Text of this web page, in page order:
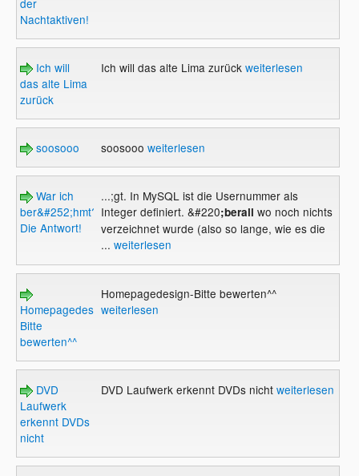
der
Nachtaktiven!
Ich will
das alte Lima
zurück
Ich will das alte Lima zurück weiterlesen
soosooo soosooo weiterlesen
War ich
ber&#252;hmt?
Die Antwort!
...;gt. In MySQL ist die Usernummer als
Integer definiert. &#220;berall wo noch nichts
verzeichnet wurde (also so lange, wie es die
... weiterlesen
Homepagedesign-
Bitte
bewerten^^
Homepagedesign-Bitte bewerten^^
weiterlesen
DVD
Laufwerk
erkennt DVDs
nicht
DVD Laufwerk erkennt DVDs nicht weiterlesen